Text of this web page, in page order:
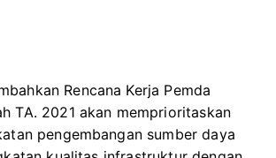
Rencana Kerja Pemda
TA. 2021 akan memprioritaskan
pengembangan sumber daya